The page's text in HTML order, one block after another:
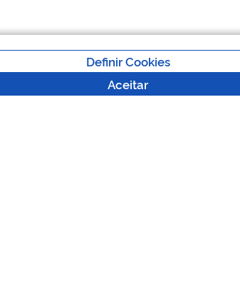
Definir Cookies
Aceitar